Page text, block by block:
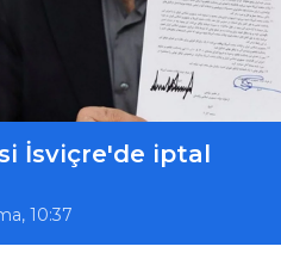
İsviçre'de iptal
10:37